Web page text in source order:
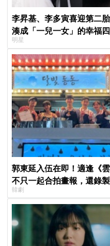
李昇基、李多寅喜迎第二
湊成「一兒一女」的幸福
明星
郭東延入伍在即！適逢《
不只一起合拍畫報，還錄
韓劇